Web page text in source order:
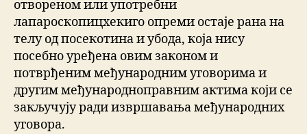
отвореном или употребни
лапароскопицхекиго опреми остаје рана на
телу од посекотина и убода, која нису
посебно уређена овим законом и
потврђеним међународним уговорима и
другим међународноправним актима који се
закључују ради извршавања међународних
уговора.